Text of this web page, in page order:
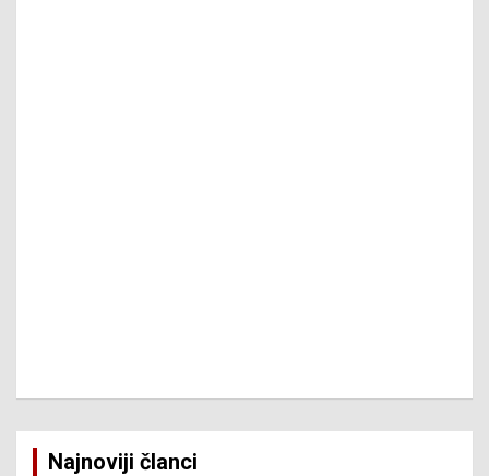
Najnoviji članci